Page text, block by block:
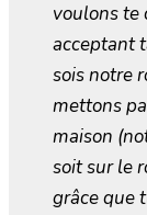
voulons te
acceptant
sois notre
mettons
maison
soit sur le
grâce que